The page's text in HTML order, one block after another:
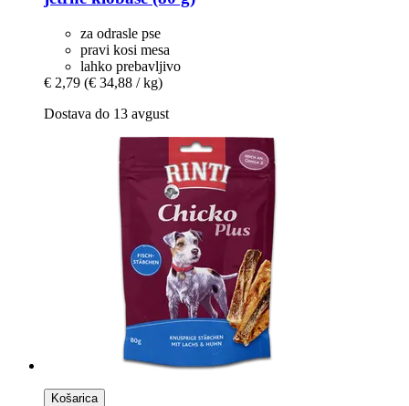
za odrasle pse
pravi kosi mesa
lahko prebavljivo
€ 2,79 (€ 34,88 / kg)
Dostava do 13 avgust
Košarica